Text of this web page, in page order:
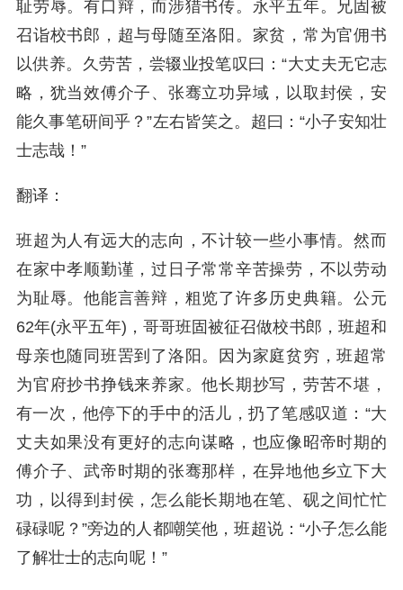
耻劳辱。有口辩，而涉猎书传。永平五年。兄固被
召诣校书郎，超与母随至洛阳。家贫，常为官佣书
以供养。久劳苦，尝辍业投笔叹曰：“大丈夫无它志
略，犹当效傅介子、张骞立功异域，以取封侯，安
能久事笔研间乎？”左右皆笑之。超曰：“小子安知壮
士志哉！”
翻译：
班超为人有远大的志向，不计较一些小事情。然而
在家中孝顺勤谨，过日子常常辛苦操劳，不以劳动
为耻辱。他能言善辩，粗览了许多历史典籍。公元
62年(永平五年)，哥哥班固被征召做校书郎，班超和
母亲也随同班罟到了洛阳。因为家庭贫穷，班超常
为官府抄书挣钱来养家。他长期抄写，劳苦不堪，
有一次，他停下的手中的活儿，扔了笔感叹道：“大
丈夫如果没有更好的志向谋略，也应像昭帝时期的
傅介子、武帝时期的张骞那样，在异地他乡立下大
功，以得到封侯，怎么能长期地在笔、砚之间忙忙
碌碌呢？”旁边的人都嘲笑他，班超说：“小子怎么能
了解壮士的志向呢！”